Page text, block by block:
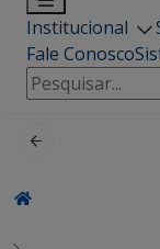
Institucional
Fale Conosco
Pesquisar
por: